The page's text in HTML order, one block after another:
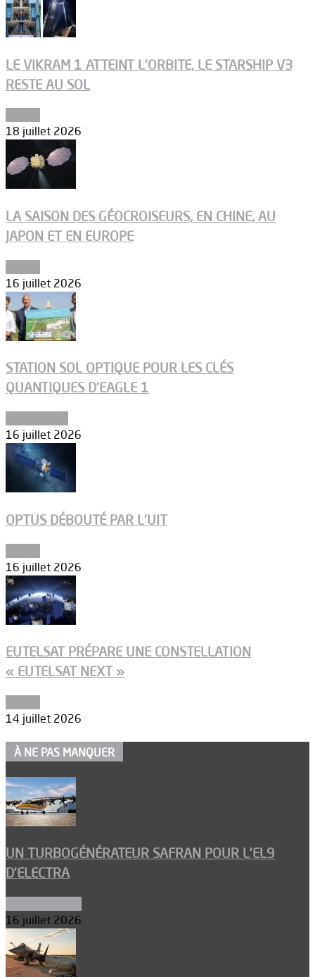
LE VIKRAM 1 ATTEINT L’ORBITE, LE STARSHIP V3
RESTE AU SOL
18 juillet 2026
LA SAISON DES GÉOCROISEURS, EN CHINE, AU
JAPON ET EN EUROPE
16 juillet 2026
STATION SOL OPTIQUE POUR LES CLÉS
QUANTIQUES D’EAGLE 1
16 juillet 2026
OPTUS DÉBOUTÉ PAR L’UIT
16 juillet 2026
EUTELSAT PRÉPARE UNE CONSTELLATION
« EUTELSAT NEXT »
14 juillet 2026
À NE PAS MANQUER
UN TURBOGÉNÉRATEUR SAFRAN POUR L’EL9
D’ELECTRA
16 juillet 2026